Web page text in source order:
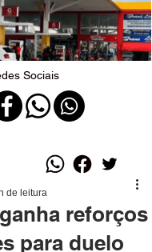
Sociais
reforços
para duelo
de leitura